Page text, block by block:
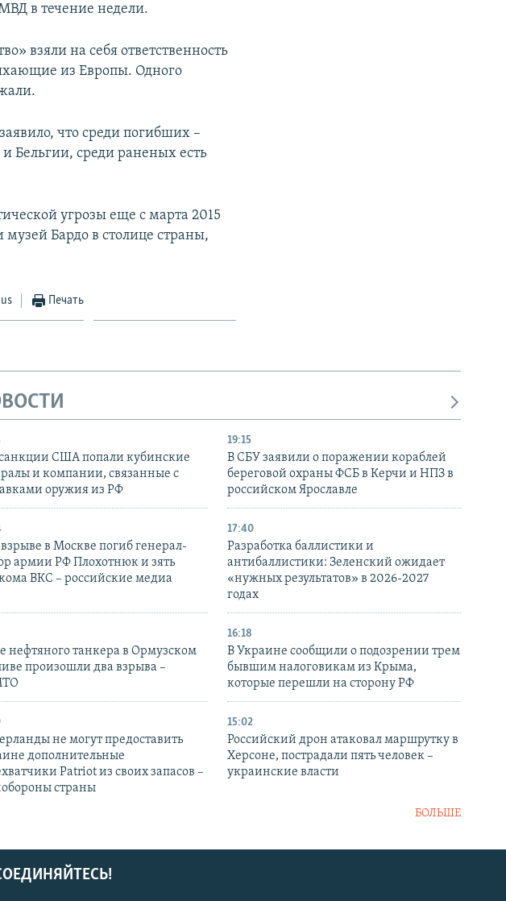
в течение недели.
взяли на себя ответственность
из Европы. Одного
что среди погибших –
Бельгии, среди раненых есть
угрозы еще с марта 2015
Бардо в столице страны,
Печать
США попали кубинские
и компании, связанные с
оружия из РФ
19:15
В СБУ заявили о поражении кораблей
береговой охраны ФСБ в Керчи и НПЗ в
российском Ярославле
в Москве погиб генерал-
армии РФ Плохотнюк и зять
ВКС – российские медиа
17:40
Разработка баллистики и
антибаллистики: Зеленский ожидает
«нужных результатов» в 2026-2027
годах
нефтяного танкера в Ормузском
произошли два взрыва –
16:18
В Украине сообщили о подозрении трем
бывшим налоговикам из Крыма,
которые перешли на сторону РФ
не могут предоставить
дополнительные
Patriot из своих запасов –
страны
15:02
Российский дрон атаковал маршрутку в
Херсоне, пострадали пять человек –
украинские власти
БОЛЬШЕ